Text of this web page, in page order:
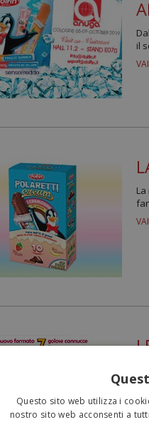
il
Questo sito web utilizza i
nostro sito web acconsenti a